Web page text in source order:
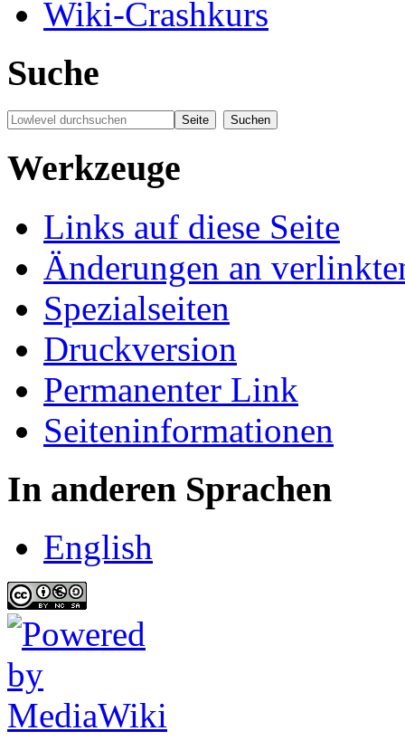
Wiki-Crashkurs
Suche
Werkzeuge
Links auf diese Seite
Änderungen an
Spezialseiten
Druckversion
Permanenter Link
Seiten­informationen
In anderen Sprachen
English